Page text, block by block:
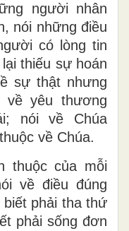
người nhân
nói những điều
có lòng tin
thiếu sự hoán
sự thật nhưng
về yêu thương
nói về Chúa
về Chúa.
thuộc của mỗi
về điều đúng
biết phải tha thứ
phải sống đơn